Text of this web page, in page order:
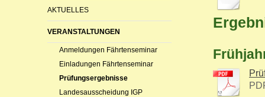
AKTUELLES
VERANSTALTUNGEN
Anmeldungen Fährtenseminar
Einladungen Fährtenseminar
Prüfungsergebnisse
Landesausscheidung IGP